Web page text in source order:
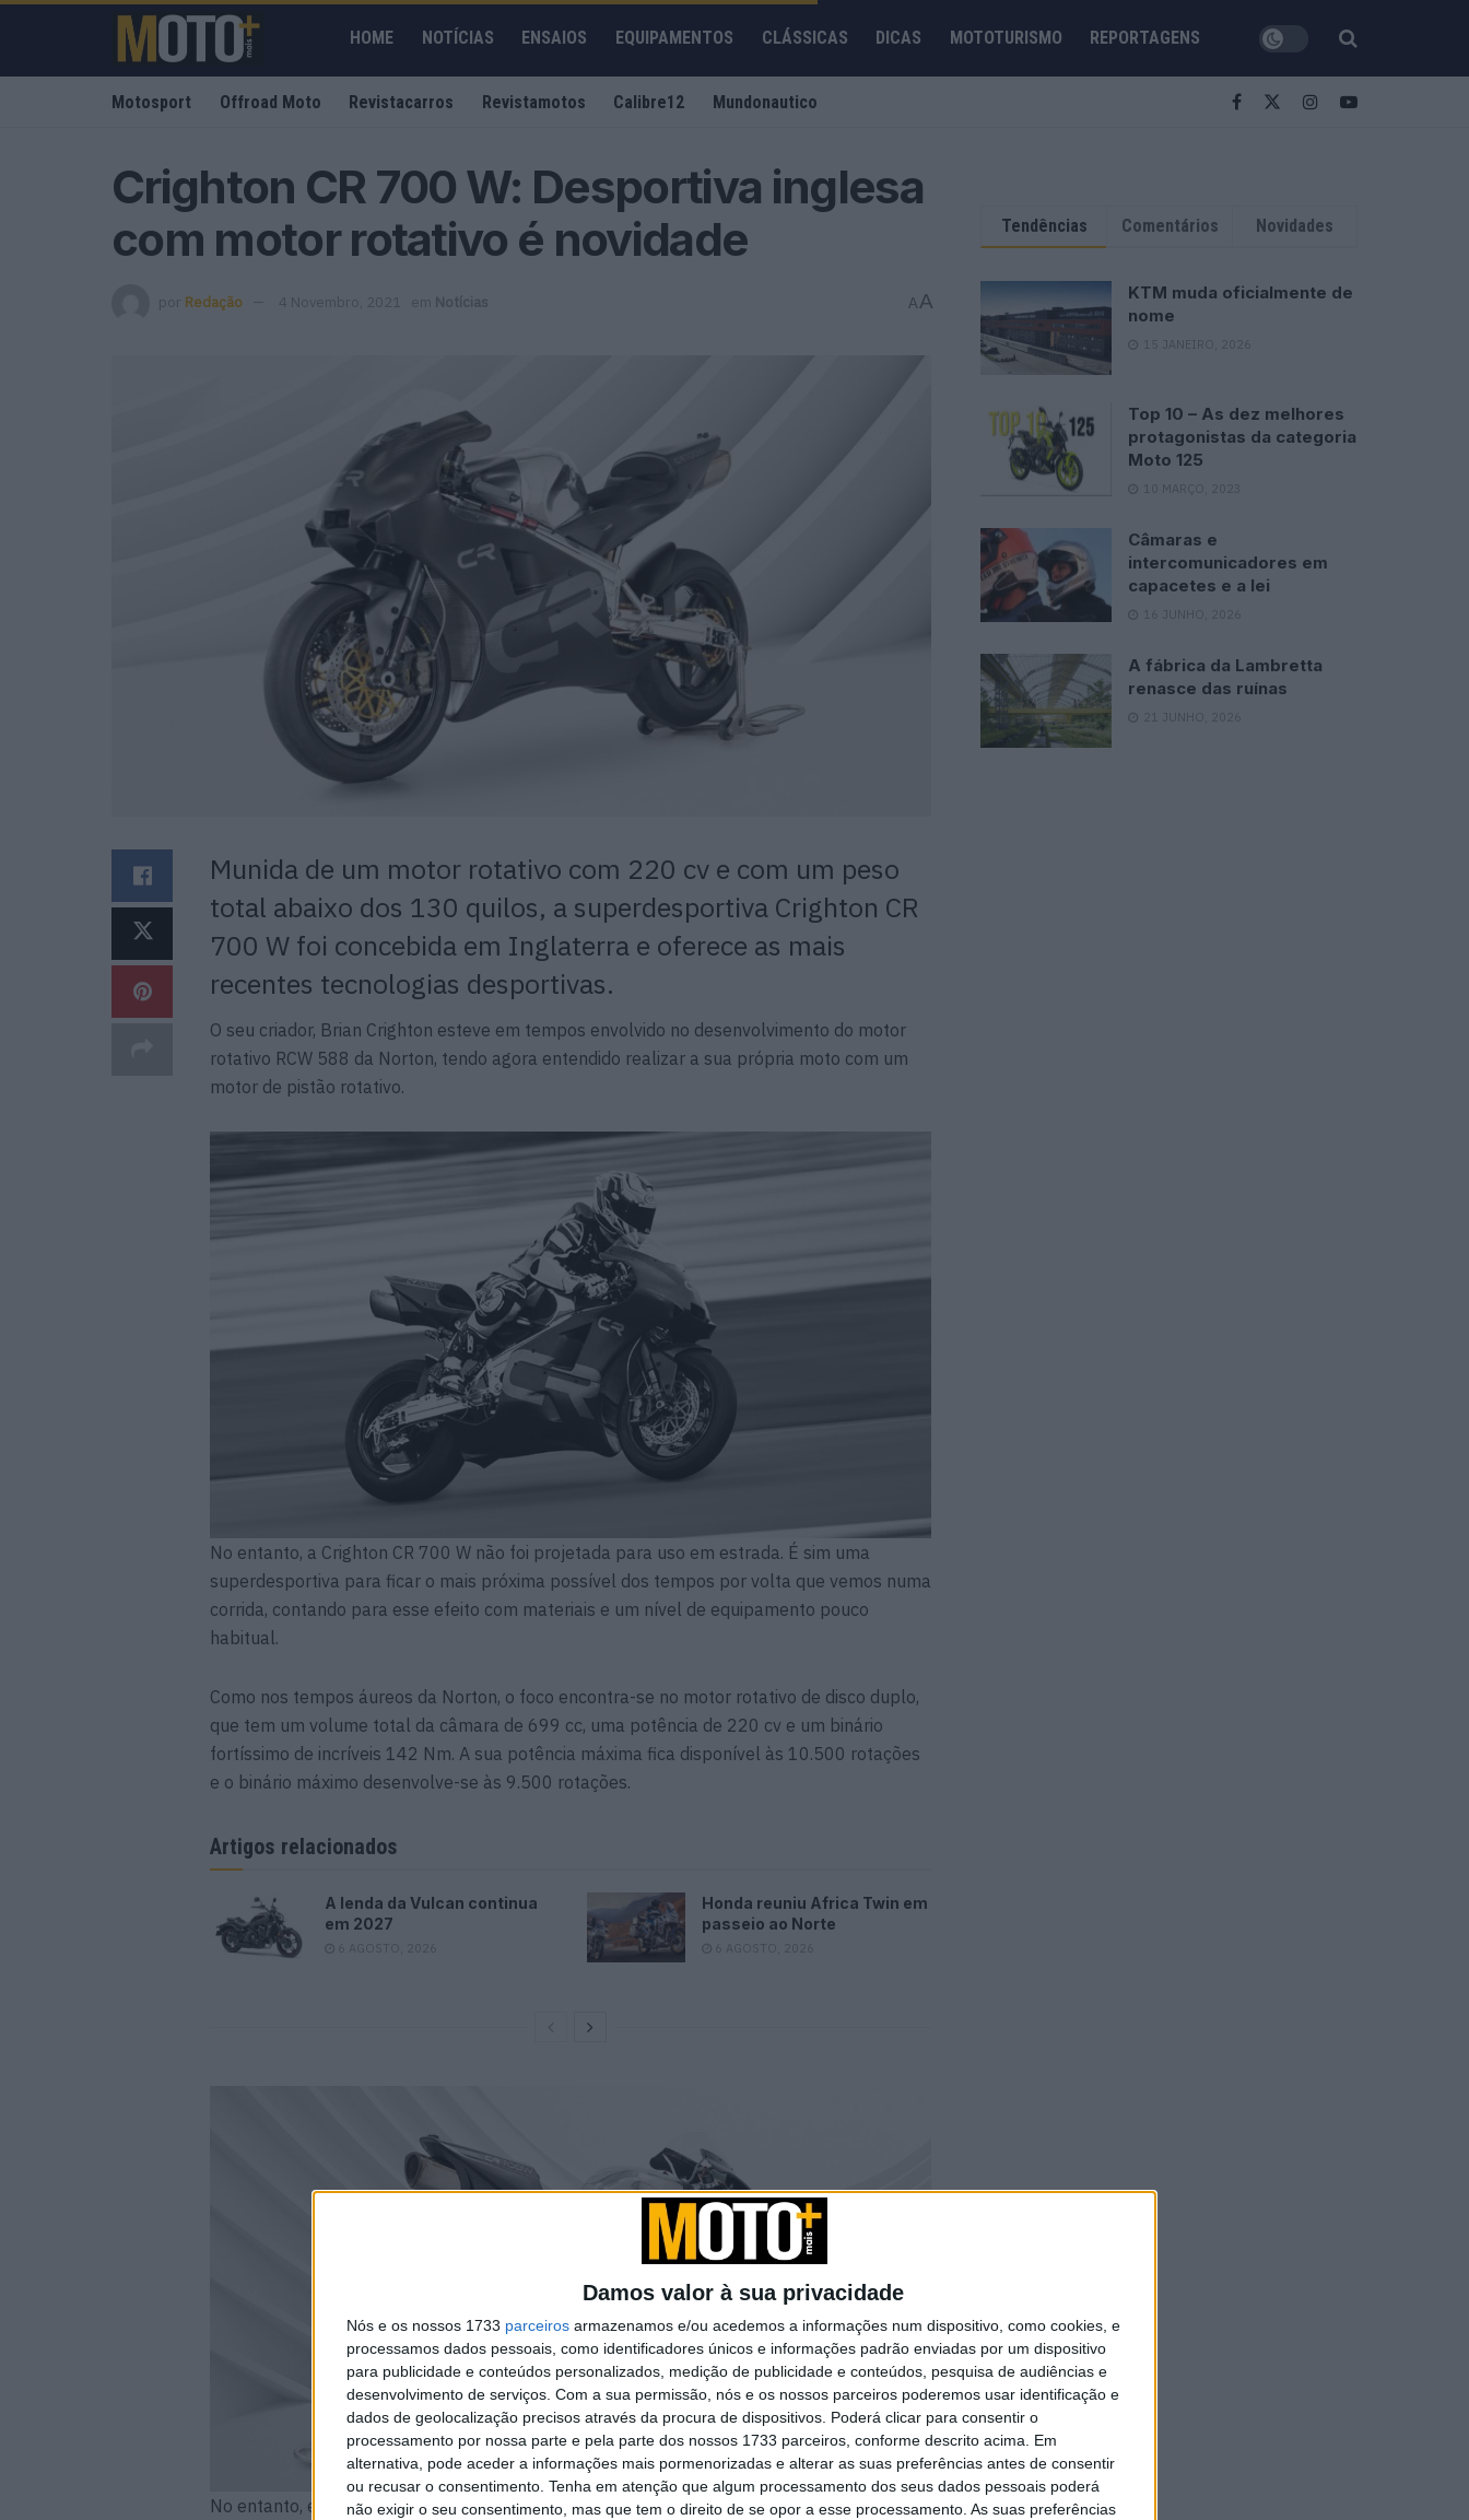
Damos valor à sua privacidade
Nós e os nossos 1733 parceiros armazenamos e/ou acedemos a informações num dispositivo, como cookies, e
processamos dados pessoais, como identificadores únicos e informações padrão enviadas por um dispositivo
para publicidade e conteúdos personalizados, medição de publicidade e conteúdos, pesquisa de audiências e
desenvolvimento de serviços. Com a sua permissão, nós e os nossos parceiros poderemos usar identificação e
dados de geolocalização precisos através da procura de dispositivos. Poderá clicar para consentir o
processamento por nossa parte e pela parte dos nossos 1733 parceiros, conforme descrito acima. Em
alternativa, pode aceder a informações mais pormenorizadas e alterar as suas preferências antes de consentir
ou recusar o consentimento. Tenha em atenção que algum processamento dos seus dados pessoais poderá
não exigir o seu consentimento, mas que tem o direito de se opor a esse processamento. As suas preferências
HOME NOTÍCIAS ENSAIOS EQUIPAMENTOS CLÁSSICAS DICAS MOTOTURISMO REPORTAGENS
Motosport Offroad Moto Revistacarros Revistamotos Calibre12 Mundonautico
Crighton CR 700 W: Desportiva inglesa
com motor rotativo é novidade
por Redação 4 Novembro, 2021 em Notícias AA
Munida de um motor rotativo com 220 cv e com um peso
total abaixo dos 130 quilos, a superdesportiva Crighton CR
700 W foi concebida em Inglaterra e oferece as mais
recentes tecnologias desportivas.
O seu criador, Brian Crighton esteve em tempos envolvido no desenvolvimento do motor
rotativo RCW 588 da Norton, tendo agora entendido realizar a sua própria moto com um
motor de pistão rotativo.
No entanto, a Crighton CR 700 W não foi projetada para uso em estrada. É sim uma
superdesportiva para ficar o mais próxima possível dos tempos por volta que vemos numa
corrida, contando para esse efeito com materiais e um nível de equipamento pouco
habitual.
Como nos tempos áureos da Norton, o foco encontra-se no motor rotativo de disco duplo,
que tem um volume total da câmara de 699 cc, uma potência de 220 cv e um binário
fortíssimo de incríveis 142 Nm. A sua potência máxima fica disponível às 10.500 rotações
e o binário máximo desenvolve-se às 9.500 rotações.
Artigos relacionados
A lenda da Vulcan continua
em 2027
6 AGOSTO, 2026
Honda reuniu Africa Twin em
passeio ao Norte
6 AGOSTO, 2026
No entanto, este novo motor pesa apenas 24 quilos; se lhe somarmos a caixa de
Tendências Comentários Novidades
KTM muda oficialmente de
nome
15 JANEIRO, 2026
Top 10 – As dez melhores
protagonistas da categoria
Moto 125
10 MARÇO, 2023
Câmaras e
intercomunicadores em
capacetes e a lei
16 JUNHO, 2026
A fábrica da Lambretta
renasce das ruínas
21 JUNHO, 2026